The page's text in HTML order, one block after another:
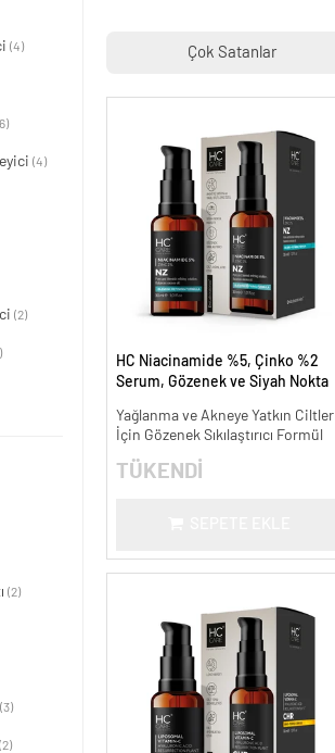
(4)
(4)
(2)
(2)
(3)
(2)
Çok Satanlar
HC Niacinamide %5, Çinko %2
Serum, Gözenek ve Siyah Nokta
- 30 ml.
Yağlanma ve Akneye Yatkın Ciltler
İçin Gözenek Sıkılaştırıcı Formül
TÜKENDİ